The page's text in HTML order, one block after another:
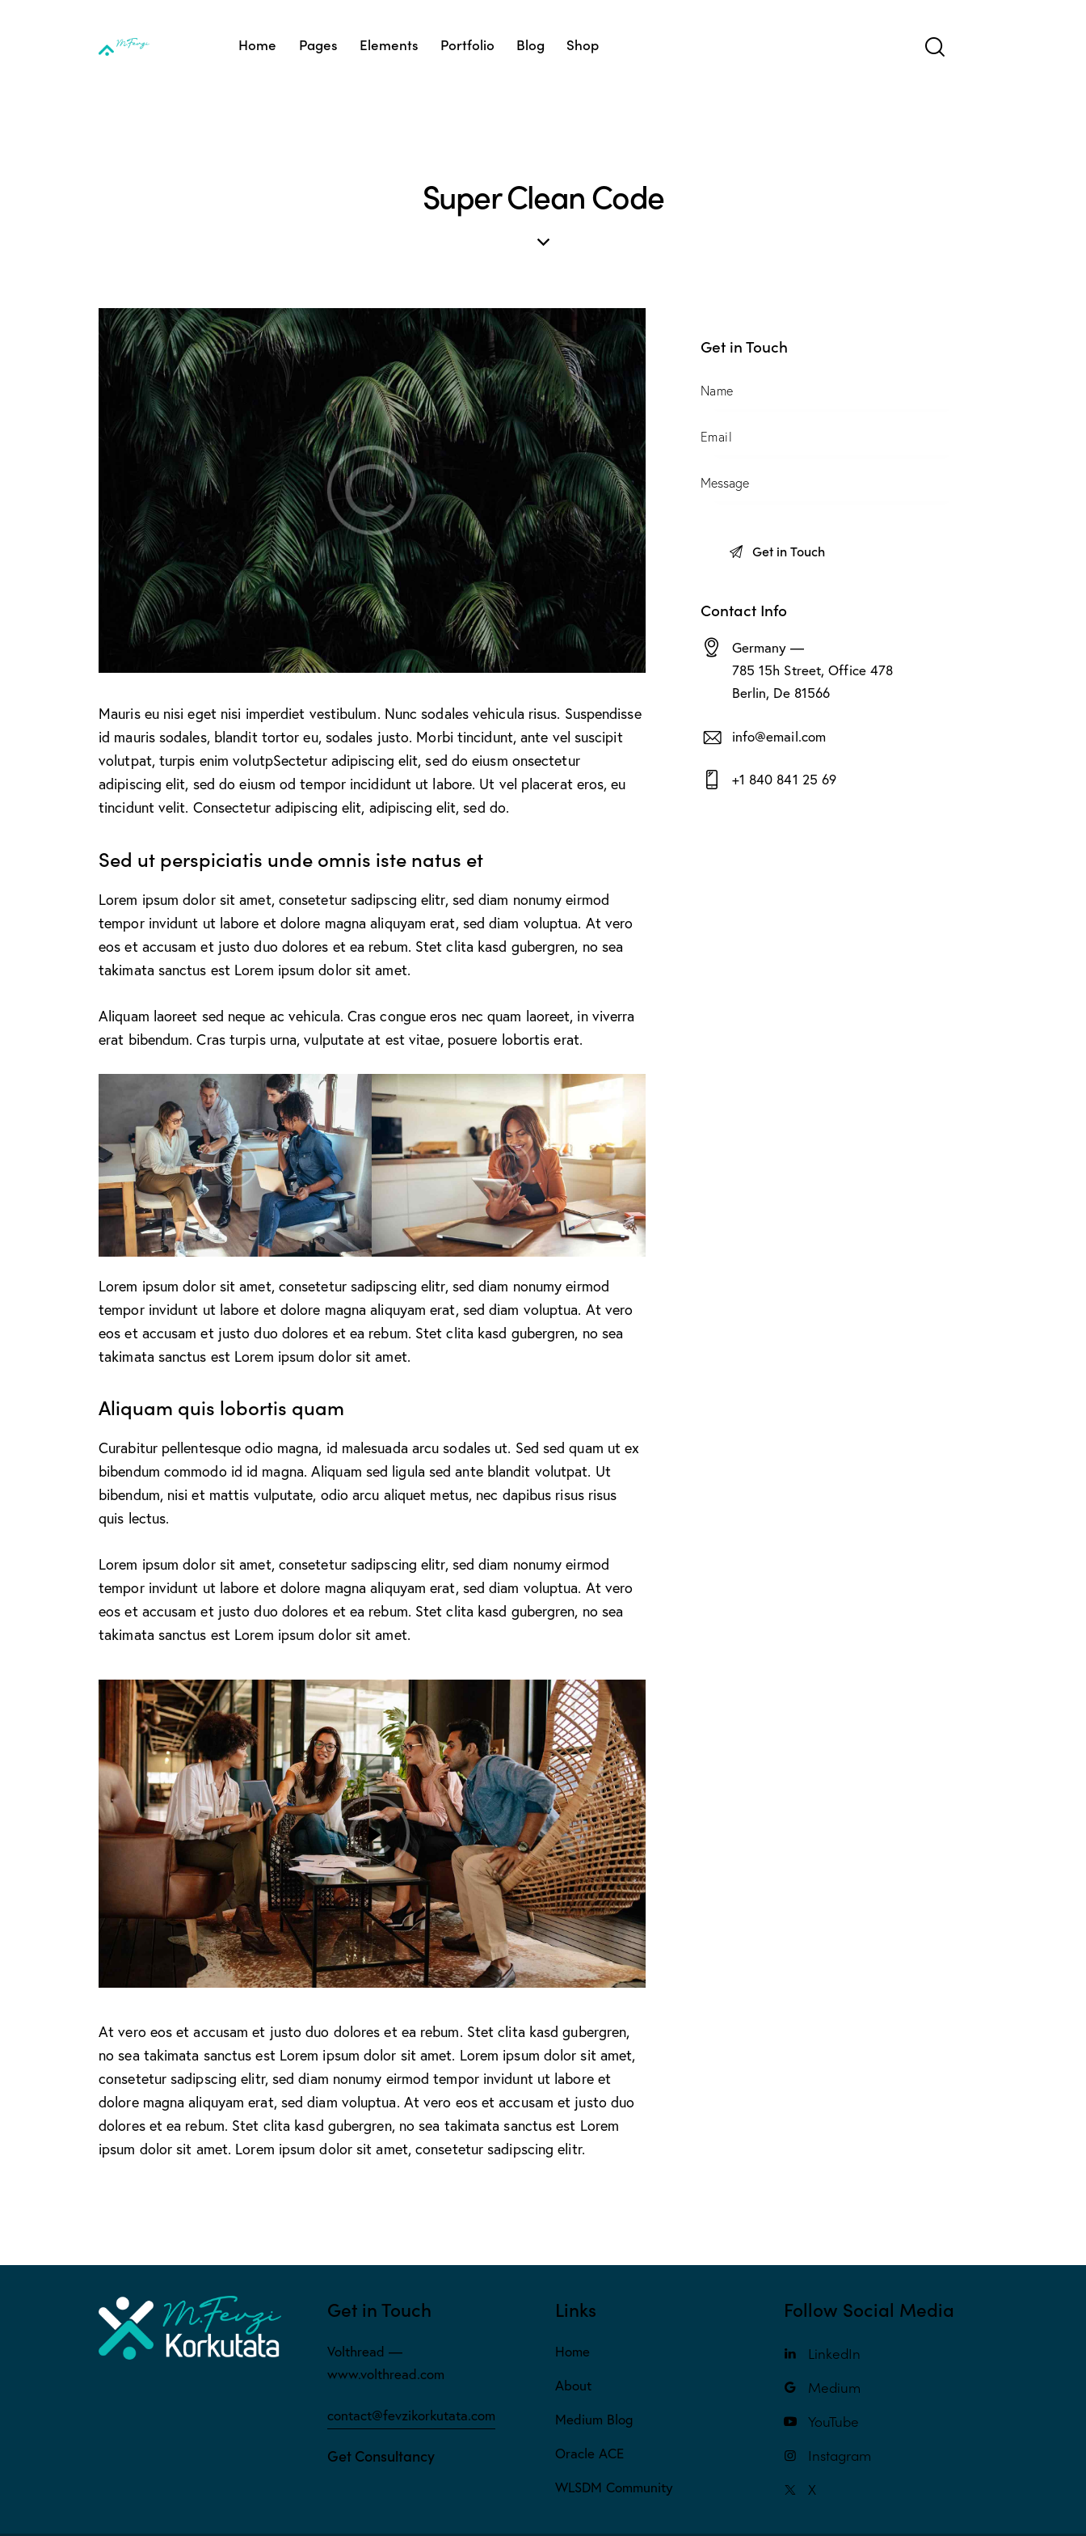
Home Pages Elements Portfolio Blog Shop
Super Clean Code
Mauris eu nisi eget nisi imperdiet vestibulum. Nunc sodales vehicula risus. Suspendisse
id mauris sodales, blandit tortor eu, sodales justo. Morbi tincidunt, ante vel suscipit
volutpat, turpis enim volutpSectetur adipiscing elit, sed do eiusm onsectetur
adipiscing elit, sed do eiusm od tempor incididunt ut labore. Ut vel placerat eros, eu
tincidunt velit. Consectetur adipiscing elit, adipiscing elit, sed do.
Sed ut perspiciatis unde omnis iste natus et
Lorem ipsum dolor sit amet, consetetur sadipscing elitr, sed diam nonumy eirmod
tempor invidunt ut labore et dolore magna aliquyam erat, sed diam voluptua. At vero
eos et accusam et justo duo dolores et ea rebum. Stet clita kasd gubergren, no sea
takimata sanctus est Lorem ipsum dolor sit amet.
Aliquam laoreet sed neque ac vehicula. Cras congue eros nec quam laoreet, in viverra
erat bibendum. Cras turpis urna, vulputate at est vitae, posuere lobortis erat.
Lorem ipsum dolor sit amet, consetetur sadipscing elitr, sed diam nonumy eirmod
tempor invidunt ut labore et dolore magna aliquyam erat, sed diam voluptua. At vero
eos et accusam et justo duo dolores et ea rebum. Stet clita kasd gubergren, no sea
takimata sanctus est Lorem ipsum dolor sit amet.
Aliquam quis lobortis quam
Curabitur pellentesque odio magna, id malesuada arcu sodales ut. Sed sed quam ut ex
bibendum commodo id id magna. Aliquam sed ligula sed ante blandit volutpat. Ut
bibendum, nisi et mattis vulputate, odio arcu aliquet metus, nec dapibus risus risus
quis lectus.
Lorem ipsum dolor sit amet, consetetur sadipscing elitr, sed diam nonumy eirmod
tempor invidunt ut labore et dolore magna aliquyam erat, sed diam voluptua. At vero
eos et accusam et justo duo dolores et ea rebum. Stet clita kasd gubergren, no sea
takimata sanctus est Lorem ipsum dolor sit amet.
At vero eos et accusam et justo duo dolores et ea rebum. Stet clita kasd gubergren,
no sea takimata sanctus est Lorem ipsum dolor sit amet. Lorem ipsum dolor sit amet,
consetetur sadipscing elitr, sed diam nonumy eirmod tempor invidunt ut labore et
dolore magna aliquyam erat, sed diam voluptua. At vero eos et accusam et justo duo
dolores et ea rebum. Stet clita kasd gubergren, no sea takimata sanctus est Lorem
ipsum dolor sit amet. Lorem ipsum dolor sit amet, consetetur sadipscing elitr.
Get in Touch
Contact Info
Germany —
785 15h Street, Office 478
Berlin, De 81566
info@email.com
+1 840 841 25 69
Get in Touch
Volthread —
www.volthread.com
contact@fevzikorkutata.com
Get Consultancy
Links
Home
About
Medium Blog
Oracle ACE
WLSDM Community
Follow Social Media
LinkedIn
Medium
YouTube
Instagram
X